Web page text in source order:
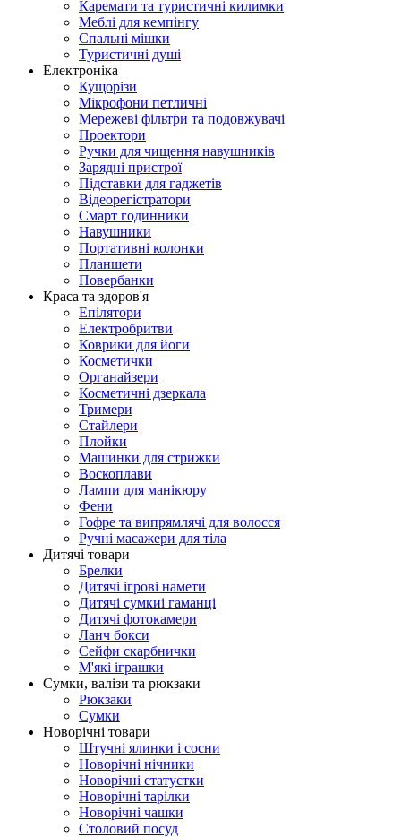
Каремати та туристичні килимки
Меблі для кемпінгу
Спальні мішки
Туристичні душі
Електроніка
Кущорізи
Мікрофони петличні
Мережеві фільтри та подовжувачі
Проектори
Ручки для чищення навушників
Зарядні пристрої
Підставки для гаджетів
Відеорегістратори
Смарт годинники
Навушники
Портативні колонки
Планшети
Повербанки
Краса та здоров'я
Епілятори
Електробритви
Коврики для йоги
Косметички
Органайзери
Косметичні дзеркала
Тримери
Стайлери
Плойки
Машинки для стрижки
Воскоплави
Лампи для манікюру
Фени
Гофре та випрямлячі для волосся
Ручні масажери для тіла
Дитячі товари
Брелки
Дитячі ігрові намети
Дитячі сумкиі гаманці
Дитячі фотокамери
Ланч бокси
Сейфи скарбнички
М'які іграшки
Сумки, валізи та рюкзаки
Рюкзаки
Сумки
Новорічні товари
Штучні ялинки і сосни
Новорічні нічники
Новорічні статуєтки
Новорічні тарілки
Новорічні чашки
Столовий посуд